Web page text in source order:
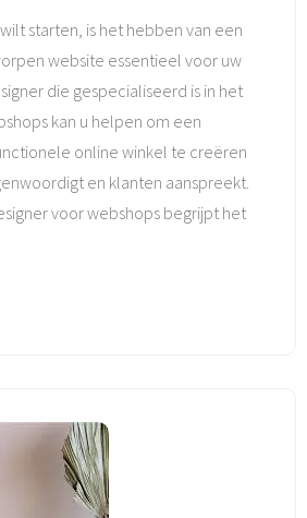
starten, is het hebben van een
website essentieel voor uw
die gespecialiseerd is in het
kan u helpen om een
online winkel te creëren
en klanten aanspreekt.
voor webshops begrijpt het